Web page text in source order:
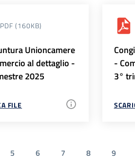
PDF (160KB)
Unioncamere
al dettaglio -
2025
FILE
-
3°
5 6 7 8 9